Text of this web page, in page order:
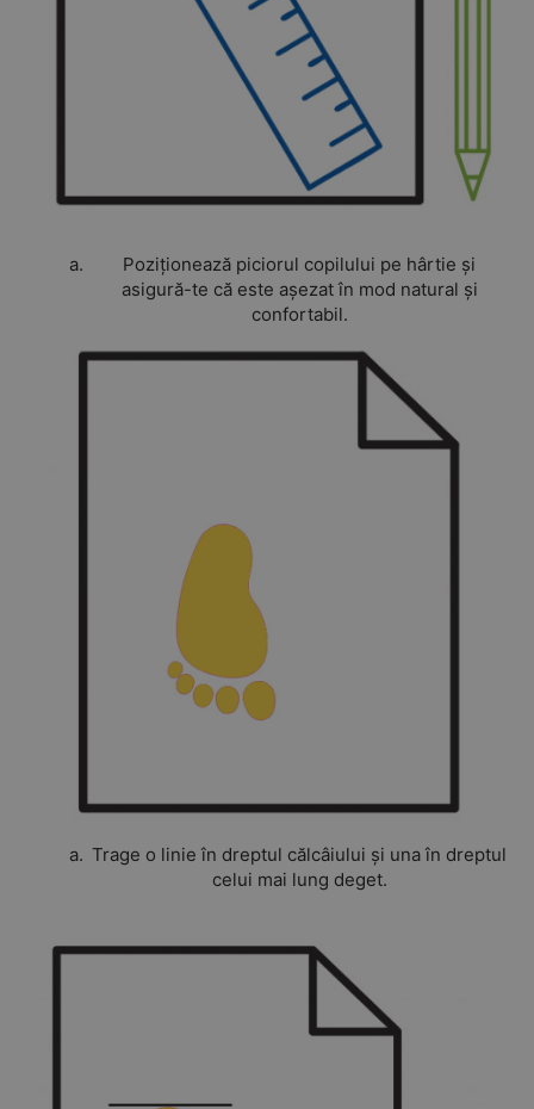
Poziționează piciorul copilului pe hârtie și
asigură-te că este așezat în mod natural și
confortabil.
Trage o linie în dreptul călcâiului și una în dreptul
celui mai lung deget.